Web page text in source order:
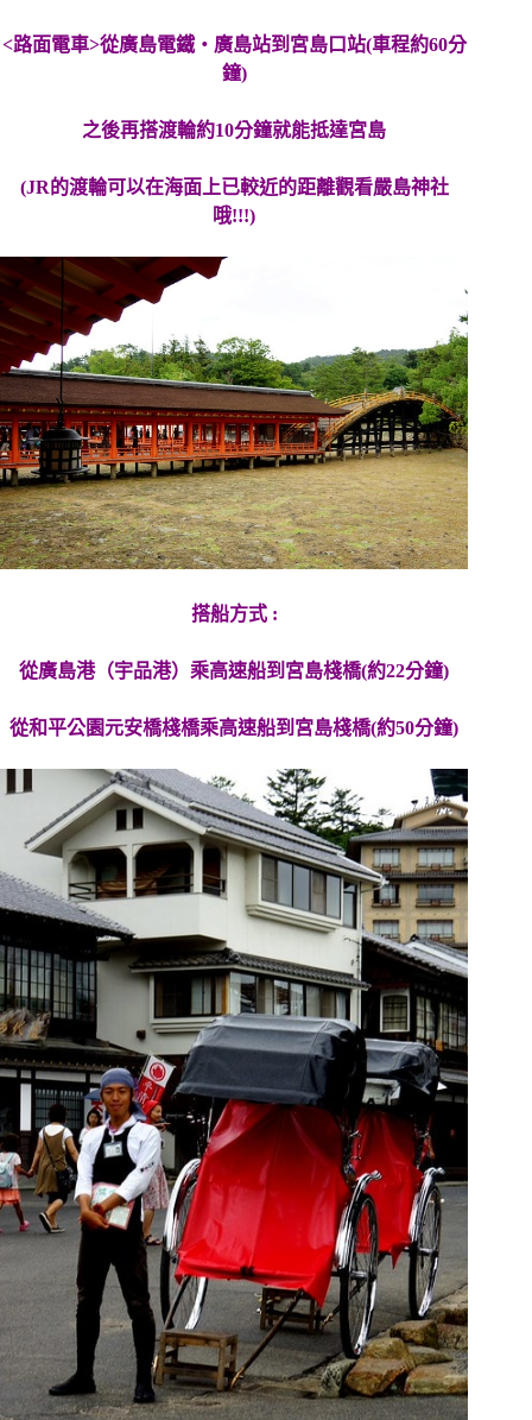
<路面電車>從廣島電鐵・廣島站到宮島口站(車程約60分
鐘)
之後再搭渡輪約10分鐘就能抵達宮島
(JR的渡輪可以在海面上已較近的距離觀看嚴島神社
哦!!!)
搭船方式 :
從廣島港（宇品港）乘高速船到宮島棧橋(約22分鐘)
從和平公園元安橋棧橋乘高速船到宮島棧橋(約50分鐘)